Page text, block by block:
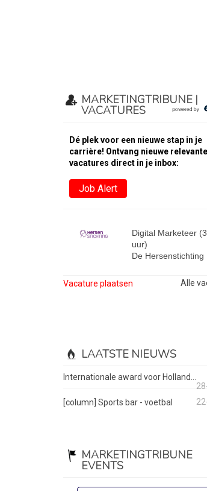
MARKETINGTRIBUNE |
VACATURES
Dé plek voor een nieuwe stap in je
carrière! Ontvang nieuwe relevante
vacatures direct in je inbox:
Job Alert
Digital Marketeer
uur)
De Hersenstichting
Vacature plaatsen Alle
LAATSTE NIEUWS
Internationale award voor Holland...
[column] Sports bar - voetbal
MARKETINGTRIBUNE
EVENTS